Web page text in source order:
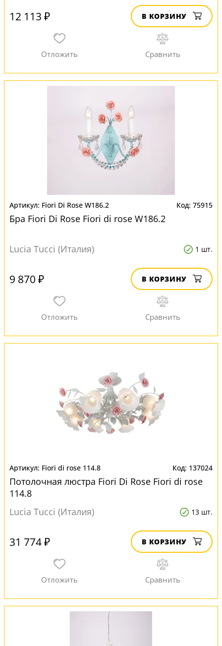
12 113 ₽ В КОРЗИНУ
Fiori Di Rose W186.2 75915
Бра Fiori Di Rose Fiori di rose W186.2
Lucia Tucci (Италия) 1 шт.
9 870 ₽ В КОРЗИНУ
Fiori di rose 114.8 137024
Потолочная люстра Fiori Di Rose Fiori di rose
114.8
Lucia Tucci (Италия)
13 шт.
31 774 ₽ В КОРЗИНУ